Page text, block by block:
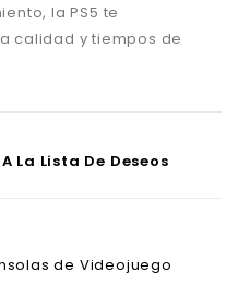
la PS5 te
calidad y tiempos de
La Lista De Deseos
de Videojuego